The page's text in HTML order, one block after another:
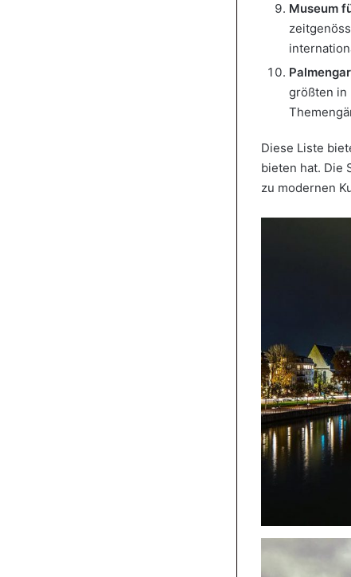
Museum
größten in
Diese Liste
bieten hat. Die
zu modernen